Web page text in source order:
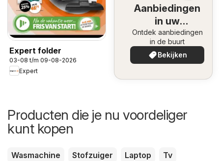
Expert folder
03-08 t/m 09-08-2026
Expert
Aanbiedingen
in uw
omgeving
Ontdek aanbiedingen
in de buurt
Bekijken
Producten die je nu voordeliger
kunt kopen
Wasmachine Stofzuiger Laptop
Tv